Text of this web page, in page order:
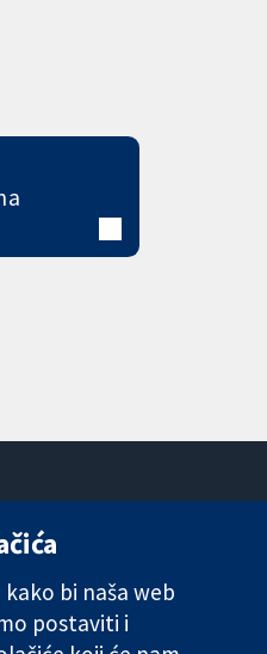
Novosti
bi naša web
postaviti i